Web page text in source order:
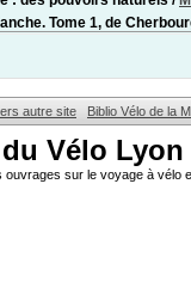
Tome 1, de
autre site Biblio Vélo de la
Vélo Lyon
sur le voyage à